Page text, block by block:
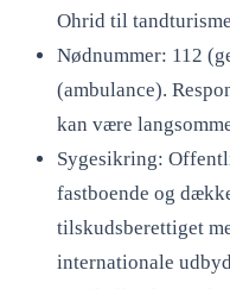
Ohrid til
Nødnummer: 112
(ambulance).
kan være
Sygesikring:
fastboende og
tilskudsberettiget
internationale